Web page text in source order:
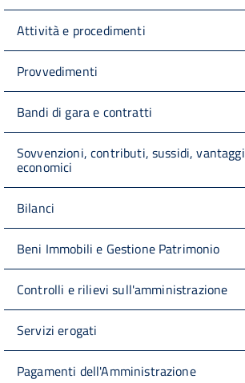
Attività e procedimenti
Provvedimenti
Bandi di gara e contratti
Sovvenzioni, contributi, sussidi, vantaggi
economici
Bilanci
Beni Immobili e Gestione Patrimonio
Controlli e rilievi sull'amministrazione
Servizi erogati
Pagamenti dell'Amministrazione